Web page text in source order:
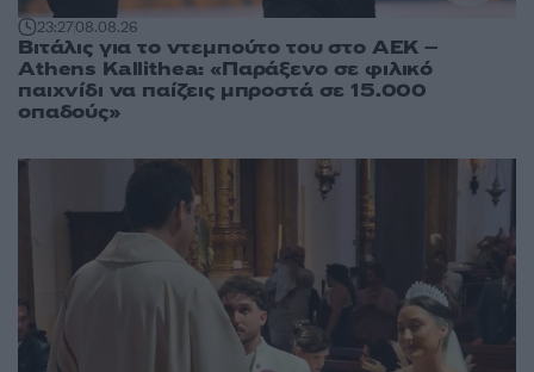
23:2708.08.26
Βιτάλις για το ντεμπούτο του στο ΑΕΚ –
Athens Kallithea: «Παράξενο σε φιλικό
παιχνίδι να παίζεις μπροστά σε 15.000
οπαδούς»